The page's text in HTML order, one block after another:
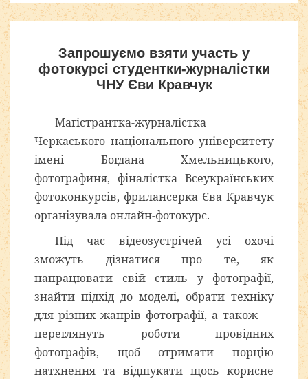
Запрошуємо взяти участь у
фотокурсі студентки-журналістки
ЧНУ Єви Кравчук
Магістрантка-журналістка
Черкаського національного університету
імені Богдана Хмельницького,
фотографиня, фіналістка Всеукраїнських
фотоконкурсів, фрилансерка Єва Кравчук
організувала онлайн-фотокурс.
Під час відеозустрічей усі охочі
зможуть дізнатися про те, як
напрацювати свій стиль у фотографії,
знайти підхід до моделі, обрати техніку
для різних жанрів фотографії, а також —
переглянуть роботи провідних
фотографів, щоб отримати порцію
натхнення та відшукати щось корисне